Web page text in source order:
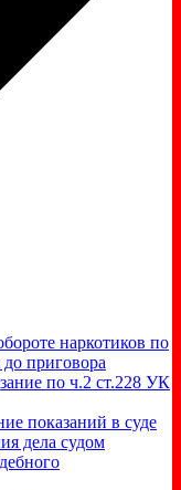
наркотиков по
приговора
по ч.2 ст.228 УК
показаний в суде
дела судом